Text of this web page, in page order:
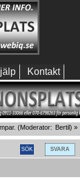
Kontakt
(Moderator: Bertil) »
SVARA